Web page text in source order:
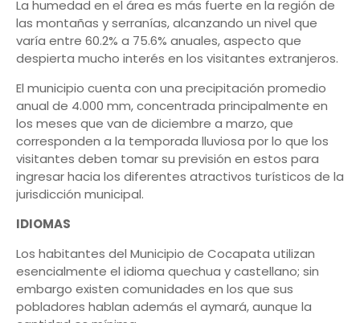
La humedad en el área es más fuerte en la región de
las montañas y serranías, alcanzando un nivel que
varía entre 60.2% a 75.6% anuales, aspecto que
despierta mucho interés en los visitantes extranjeros.
El municipio cuenta con una precipitación promedio
anual de 4.000 mm, concentrada principalmente en
los meses que van de diciembre a marzo, que
corresponden a la temporada lluviosa por lo que los
visitantes deben tomar su previsión en estos para
ingresar hacia los diferentes atractivos turísticos de la
jurisdicción municipal.
IDIOMAS
Los habitantes del Municipio de Cocapata utilizan
esencialmente el idioma quechua y castellano; sin
embargo existen comunidades en los que sus
pobladores hablan además el aymará, aunque la